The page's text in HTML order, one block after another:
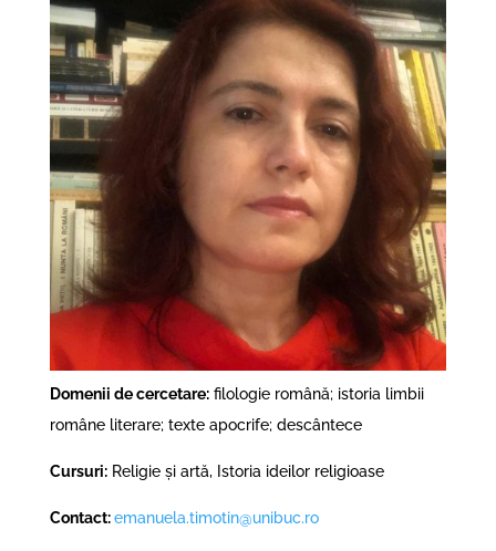
Domenii de cercetare:filologie română; istoria limbii
române literare; texte apocrife; descântece
Cursuri:Religie și artă, Istoria ideilor religioase
Contact:emanuela.timotin@unibuc.ro